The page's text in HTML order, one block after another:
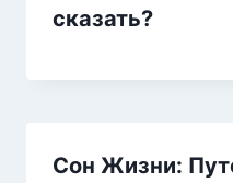
сказать?
Сон Жизни: